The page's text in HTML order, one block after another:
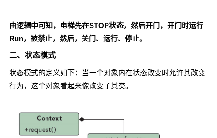
由逻辑中可知，电梯先在STOP状态，然后开门，开门时运行
Run，被禁止，然后，关门、运行、停止。
二、状态模式
状态模式的定义如下：当一个对象内在状态改变时允许其改变
行为，这个对象看起来像改变了其类。